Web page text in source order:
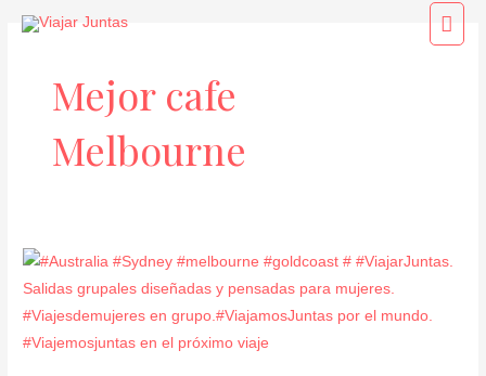
Mejor cafe
Melbourne
7
razones
para
visitar